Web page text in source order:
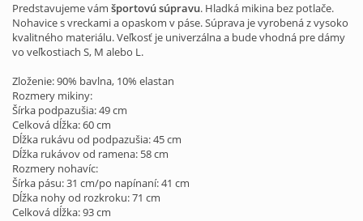
Predstavujeme vám športovú súpravu. Hladká mikina bez potlače.
Nohavice s vreckami a opaskom v páse. Súprava je vyrobená z vysoko
kvalitného materiálu. Veľkosť je univerzálna a bude vhodná pre dámy
vo veľkostiach S, M alebo L.
Zloženie: 90% bavlna, 10% elastan
Rozmery mikiny:
Šírka podpazušia: 49 cm
Celková dĺžka: 60 cm
Dĺžka rukávu od podpazušia: 45 cm
Dĺžka rukávov od ramena: 58 cm
Rozmery nohavíc:
Šírka pásu: 31 cm/po napínaní: 41 cm
Dĺžka nohy od rozkroku: 71 cm
Celková dĺžka: 93 cm